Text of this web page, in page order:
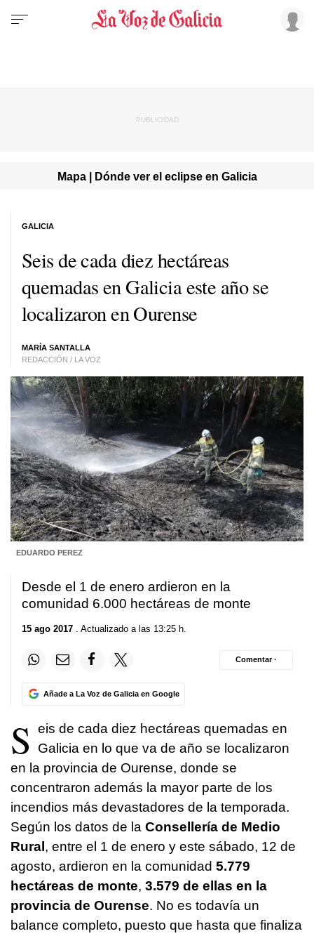
Mapa | Dónde ver el eclipse en Galicia
Seis de cada diez hectáreas
quemadas en Galicia este año se
localizaron en Ourense
MARÍA SANTALLA
REDACCIÓN / LA VOZ
GALICIA
EDUARDO PEREZ
Desde el 1 de enero ardieron en la
comunidad 6.000 hectáreas de monte
15 ago 2017 . Actualizado a las 13:25 h.
Añade a La Voz de Galicia en Google
Comentar ·
S
eis de cada diez hectáreas quemadas en
Galicia en lo que va de año se localizaron
en la provincia de Ourense, donde se
concentraron además la mayor parte de los
incendios más devastadores de la temporada.
Según los datos de la Consellería de Medio
Rural, entre el 1 de enero y este sábado, 12 de
agosto, ardieron en la comunidad 5.779
hectáreas de monte, 3.579 de ellas en la
provincia de Ourense. No es todavía un
balance completo, puesto que hasta que finaliza